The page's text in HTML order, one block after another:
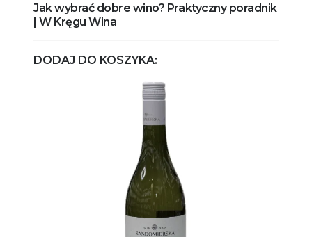
Jak wybrać dobre wino? Praktyczny poradnik
| W Kręgu Wina
DODAJ DO KOSZYKA: